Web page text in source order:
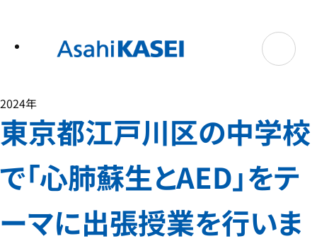
2024年
東京都江戸川区の中学校
で「心肺蘇生とAED」をテ
ーマに出張授業を行いま